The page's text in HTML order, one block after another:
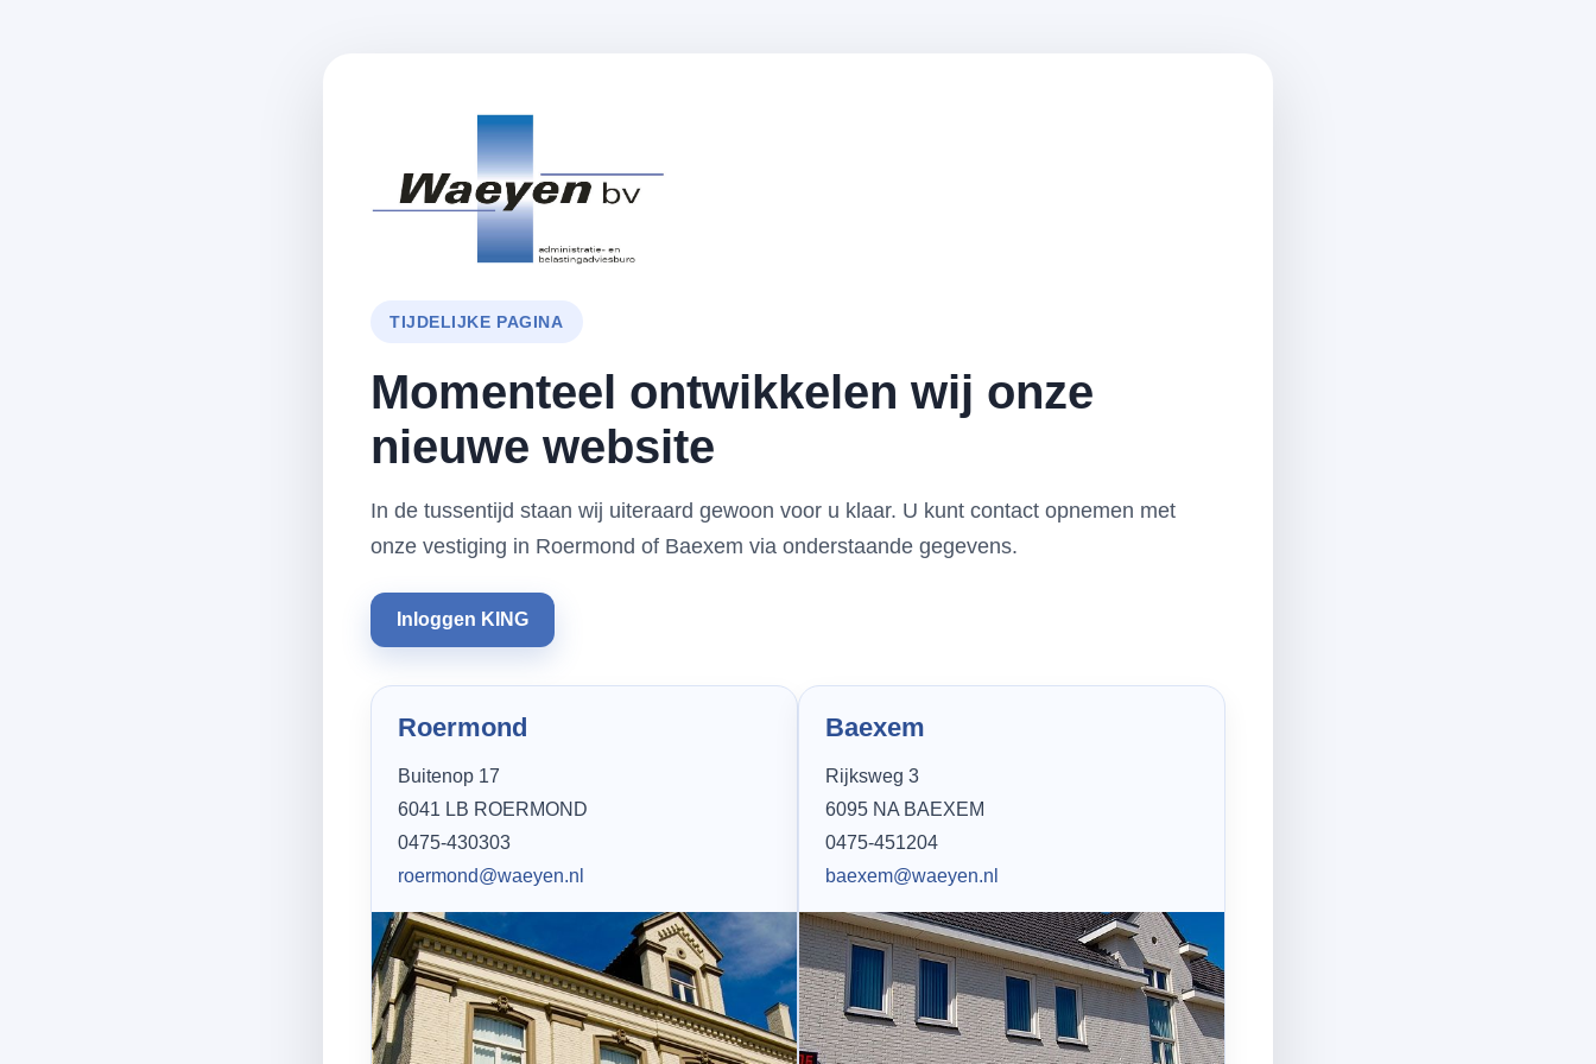
TIJDELIJKE PAGINA
Momenteel ontwikkelen wij onze
nieuwe website
In de tussentijd staan wij uiteraard gewoon voor u klaar. U kunt contact opnemen met
onze vestiging in Roermond of Baexem via onderstaande gegevens.
Inloggen KING
Roermond
Buitenop 17
6041 LB ROERMOND
0475-430303
roermond@waeyen.nl
Baexem
Rijksweg 3
6095 NA BAEXEM
0475-451204
baexem@waeyen.nl